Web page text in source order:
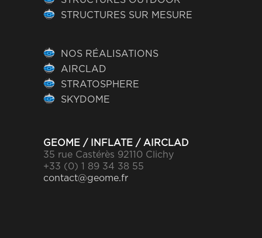
STRUCTURES SUR MESURE
NOS RÉALISATIONS
AIRCLAD
STRATOSPHERE
SKYDOME
GEOME / INFLATE / AIRCLAD
35 rue Castérès 92110 Clichy
+33 (0) 1 89 34 38 55
contact@geome.fr